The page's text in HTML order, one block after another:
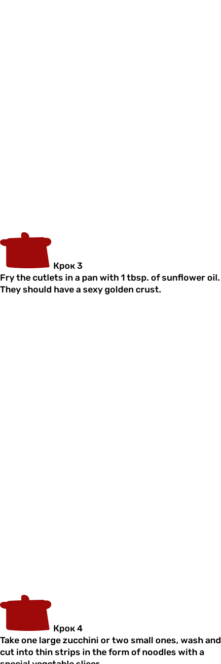
Крок 3
Fry the cutlets in a pan with 1 tbsp. of sunflower oil.
They should have a sexy golden crust.
Крок 4
Take one large zucchini or two small ones, wash and
cut into thin strips in the form of noodles with a